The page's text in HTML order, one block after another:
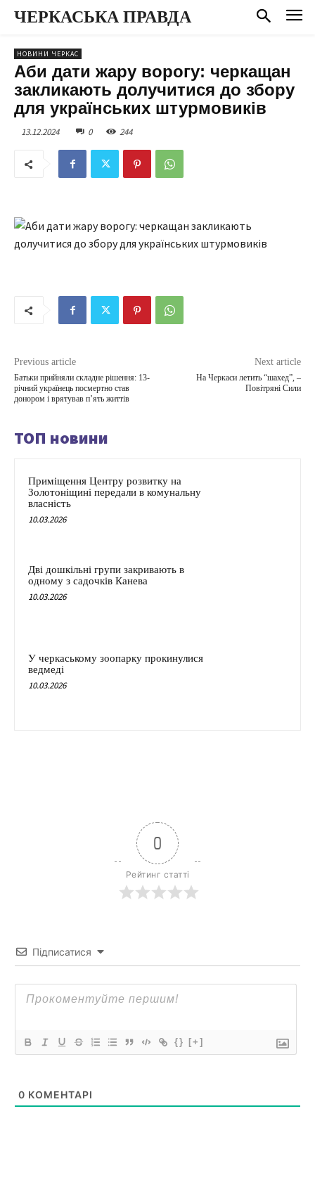
ЧЕРКАСЬКА ПРАВДА
НОВИНИ ЧЕРКАС
Аби дати жару ворогу: черкащан
закликають долучитися до збору
для українських штурмовиків
13.12.2024 0 244
Previous article
Батьки прийняли складне рішення: 13-
річний українець посмертно став
донором і врятував п’ять життів
Next article
На Черкаси летить “шахед”, –
Повітряні Сили
ТОП новини
Приміщення Центру розвитку на
Золотоніщині передали в комунальну
власність
10.03.2026
Дві дошкільні групи закривають в
одному з садочків Канева
10.03.2026
У черкаському зоопарку прокинулися
ведмеді
10.03.2026
0
Рейтинг статті
Підписатися
{} [+]
0 КОМЕНТАРІ